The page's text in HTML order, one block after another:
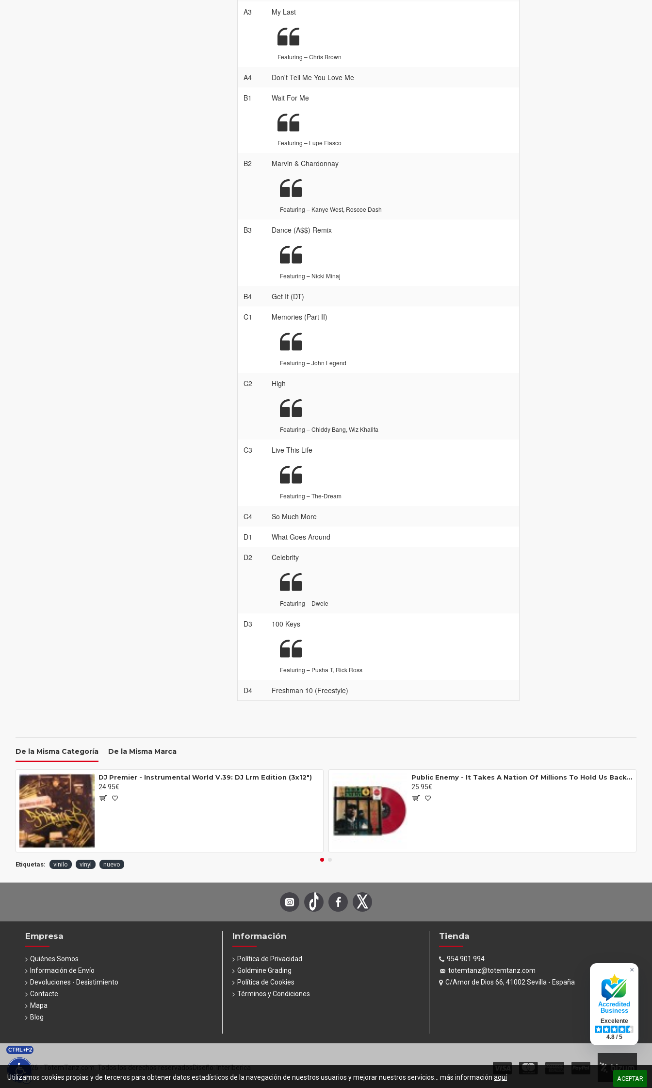
CTRL+F2
A3 My Last
Featuring – Chris Brown
A4 Don't Tell Me You Love Me
B1 Wait For Me
Featuring – Lupe Fiasco
B2 Marvin & Chardonnay
Featuring – Kanye West, Roscoe Dash
B3 Dance (A$$) Remix
Featuring – Nicki Minaj
B4 Get It (DT)
C1 Memories (Part II)
Featuring – John Legend
C2 High
Featuring – Chiddy Bang, Wiz Khalifa
C3 Live This Life
Featuring – The-Dream
C4 So Much More
D1 What Goes Around
D2 Celebrity
Featuring – Dwele
D3 100 Keys
Featuring – Pusha T, Rick Ross
D4 Freshman 10 (Freestyle)
De la Misma Categoría De la Misma Marca
DJ Premier - Instrumental World V.39: DJ Lrm Edition (3x12")
24.95€
Public Enemy - It Takes A Nation Of Millions To Hold Us Back (LP - Limited Edition - Apple Red)
25.95€
Etiquetas: vinilo vinyl nuevo
Empresa
Quiénes Somos
Información de Envío
Devoluciones - Desistimiento
Contacte
Mapa
Blog
Información
Política de Privacidad
Goldmine Grading
Política de Cookies
Términos y Condiciones
Tienda
954 901 994
totemtanz@totemtanz.com
C/Amor de Dios 66, 41002 Sevilla - España
© 2026 - TotemTanz.com. Todos los derechos reservadosDiseño: InterIberica
ACEPTAR
Utilizamos cookies propias y de terceros para obtener datos estadísticos de la navegación de nuestros usuarios y mejorar nuestros servicios... más información aquí
×
Accredited
Business
Excelente
4.8 / 5